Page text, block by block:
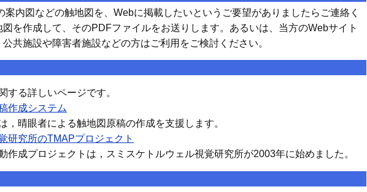
内図などの触地図を、Webに掲載したいというご要望がありましたらご連絡く
を作成して、そのPDFファイルをお送りします。あるいは、当方のWebサイト
共施設や障害者施設などの方はご利用をご検討ください。
する詳しいページです。
作成システム
，晴眼者による触地図原稿の作成を支援します。
研究所のTMAPプロジェクト
作成プロジェクトは，スミスケトルウェル視覚研究所が2003年に始めました。